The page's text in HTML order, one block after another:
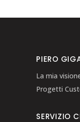
PIERO
La mia
Progetti
SERVIZIO